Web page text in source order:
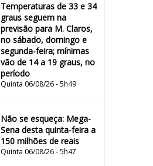
Temperaturas de 33 e 34
graus seguem na
previsão para M. Claros,
no sábado, domingo e
segunda-feira; mínimas
vão de 14 a 19 graus, no
período
Quinta 06/08/26 - 5h49
Não se esqueça: Mega-
Sena desta quinta-feira a
150 milhões de reais
Quinta 06/08/26 - 5h47